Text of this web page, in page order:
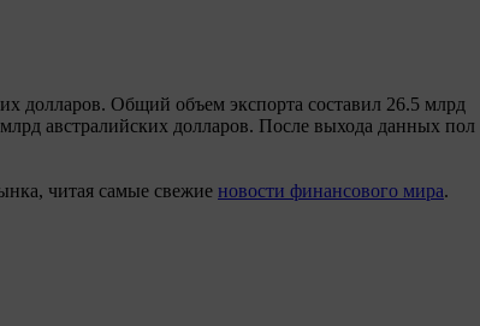
долларов. Общий объем экспорта составил 26.5 млрд
австралийских долларов. После выхода данных пол
читая самые свежие новости финансового мира.